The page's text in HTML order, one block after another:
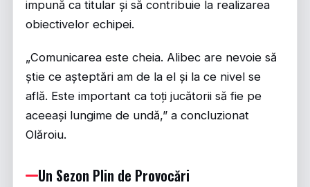
impună ca titular și să contribuie la realizarea
obiectivelor echipei.
„Comunicarea este cheia. Alibec are nevoie să
știe ce așteptări am de la el și la ce nivel se
află. Este important ca toți jucătorii să fie pe
aceeași lungime de undă,” a concluzionat
Olăroiu.
Un Sezon Plin de Provocări